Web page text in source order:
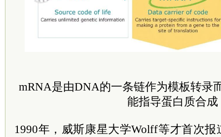
mRNA是由DNA的一条链作为模板转录
能指导蛋白质合成
1990年，威斯康星大学Wolff等才首次